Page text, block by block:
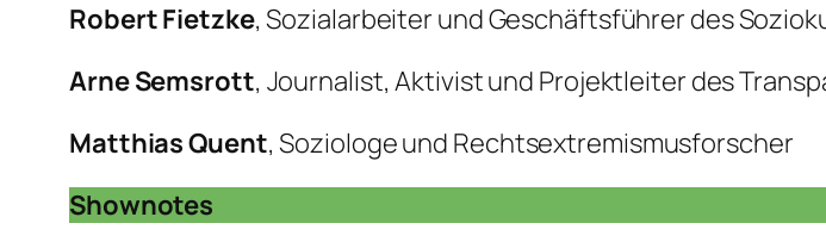
Robert Fietzke, Sozialarbeiter und Geschäftsführer des
Arne Semsrott, Journalist, Aktivist und Projektleiter des
Matthias Quent, Soziologe und Rechtsextremismusforscher
Shownotes